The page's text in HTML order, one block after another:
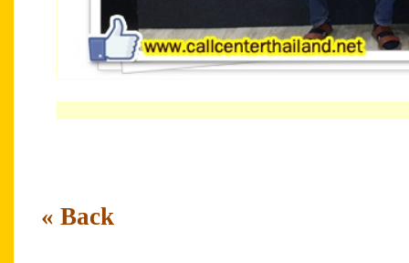
« Back